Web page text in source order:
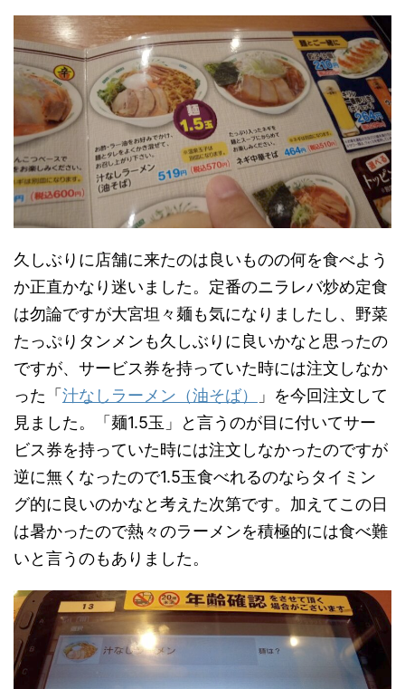
久しぶりに店舗に来たのは良いものの何を食べよう
か正直かなり迷いました。定番のニラレバ炒め定食
は勿論ですが大宮坦々麺も気になりましたし、野菜
たっぷりタンメンも久しぶりに良いかなと思ったの
ですが、サービス券を持っていた時には注文しなか
った「 汁なしラーメン（油そば）
」を今回注文して
見ました。「麺1.5玉」と言うのが目に付いてサー
ビス券を持っていた時には注文しなかったのですが
逆に無くなったので1.5玉食べれるのならタイミン
グ的に良いのかなと考えた次第です。加えてこの日
は暑かったので熱々のラーメンを積極的には食べ難
いと言うのもありました。